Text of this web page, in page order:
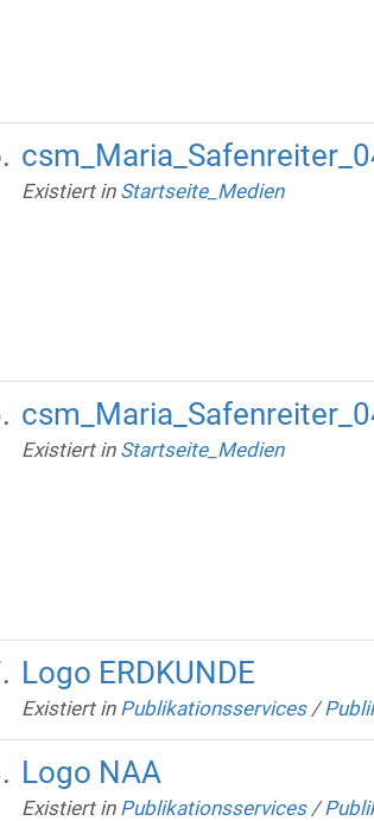
Existiert in Startseite_Medien
Existiert in Startseite_Medien
Logo ERDKUNDE
Existiert in Publikationsservices /
Logo NAA
Existiert in Publikationsservices /